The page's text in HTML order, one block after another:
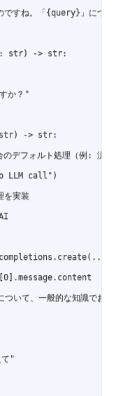
すね。「{query}」について
str) -> str:
か？"
str) -> str:
デフォルト処理（例: 汎用LLM
LLM call")
を実装
いて、一般的な知識でお答え
て"